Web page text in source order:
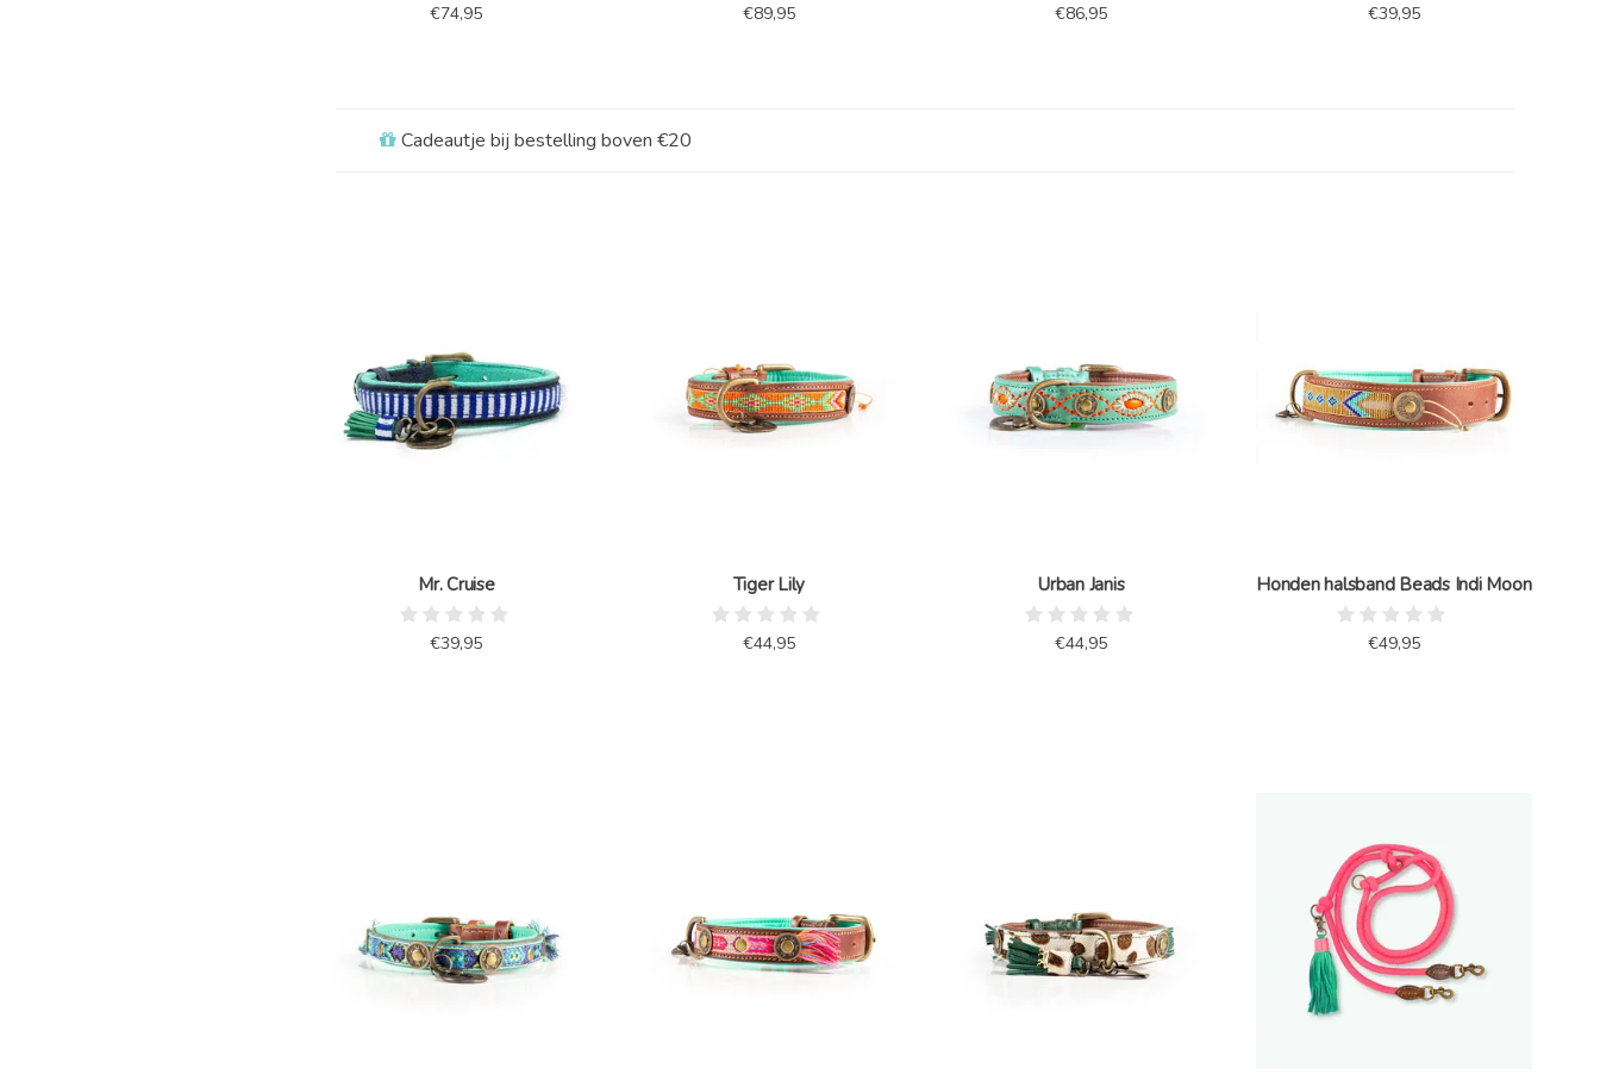
€74,95 €89,95 €86,95 €39,95
Cadeautje bij bestelling boven €20
Mr. Cruise
€39,95
Tiger Lily
€44,95
Urban Janis
€44,95
Honden halsband Beads Indi Moon
€49,95